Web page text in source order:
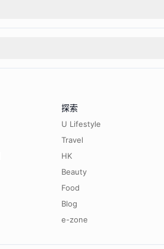
探索
U Lifestyle
Travel
HK
Beauty
Food
Blog
e-zone